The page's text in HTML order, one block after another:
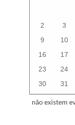
2
3
9
10
16
17
23
24
30
31
não existem